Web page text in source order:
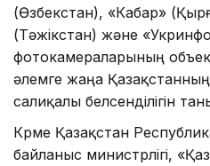
(Өзбекстан), «Кабар»
(Тәжікстан) және
фотокамераларының
әлемге жаңа
салиқалы белсенділігін
Көрме Қазақстан
байланыс министрлігі,